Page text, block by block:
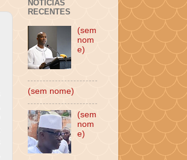
NOTÍCIAS
RECENTES
(sem
nom
e)
(sem nome)
(sem
nom
e)